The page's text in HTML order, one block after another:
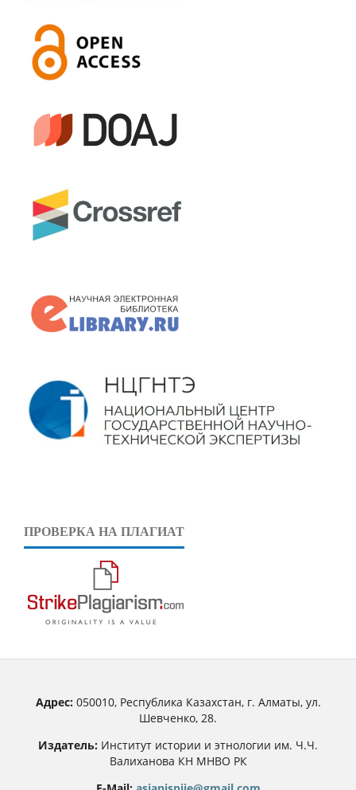
ПРОВЕРКА НА ПЛАГИАТ
Адрес:050010, Республика Казахстан, г. Алматы, ул.
Шевченко, 28.
Издатель: Институт истории и этнологии им. Ч.Ч.
Валиханова КН МНВО РК